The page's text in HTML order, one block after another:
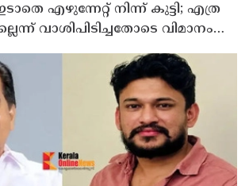
എഴുന്നേറ്റ് നിന്ന് കുട്ടി; എത്ര
വാശിപിടിച്ചതോടെ വിമാനം